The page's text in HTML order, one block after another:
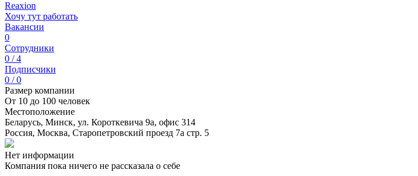
Reaxion
Хочу тут работать
Вакансии
0
Сотрудники
0 / 4
Подписчики
0 / 0
Размер компании
От 10 до 100 человек
Местоположение
Беларусь, Минск, ул. Короткевича 9а, офис 314
Россия, Москва, Старопетровский проезд 7а стр. 5
Нет информации
Компания пока ничего не рассказала о себе